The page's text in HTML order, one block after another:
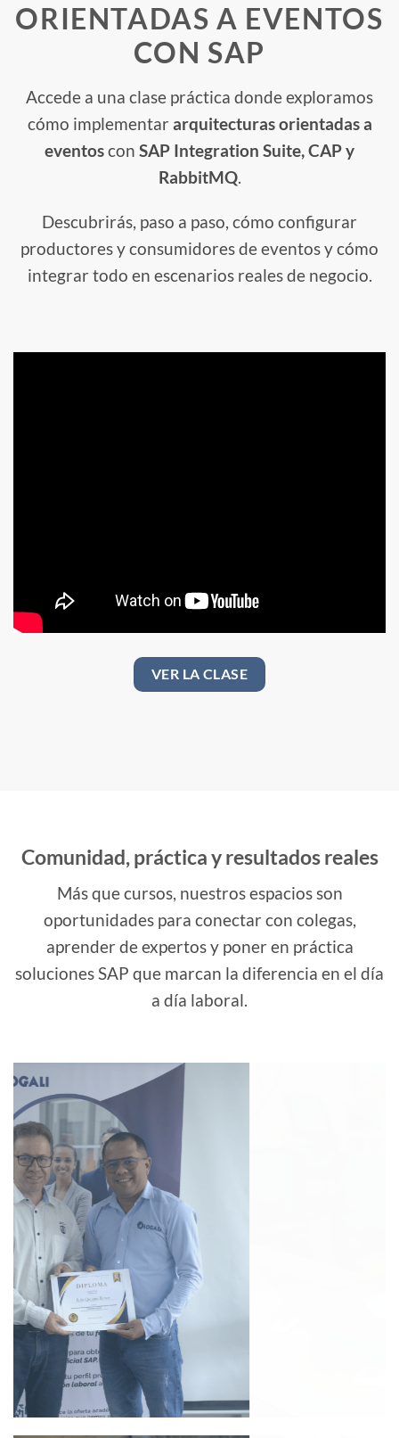
ORIENTADAS A EVENTOS
CON SAP
Accede a una clase práctica donde exploramos
cómo implementar arquitecturas orientadas a
eventoscon SAP Integration Suite, CAP y
RabbitMQ.
Descubrirás, paso a paso, cómo configurar
productores y consumidores de eventos y cómo
integrar todo en escenarios reales de negocio.
VER LA CLASE
Comunidad, práctica y resultados reales
Más que cursos, nuestros espacios son
oportunidades para conectar con colegas,
aprender de expertos y poner en práctica
soluciones SAP que marcan la diferencia en el día
a día laboral.